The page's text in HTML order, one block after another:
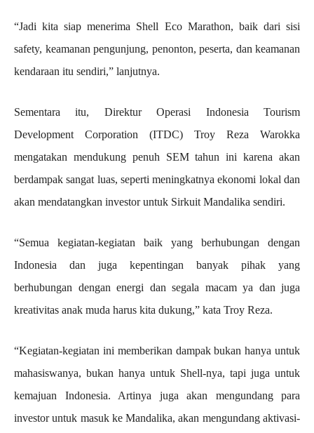
“Jadi kita siap menerima Shell Eco Marathon, baik dari sisi
safety, keamanan pengunjung, penonton, peserta, dan keamanan
kendaraan itu sendiri,” lanjutnya.
Sementara itu, Direktur Operasi Indonesia Tourism
Development Corporation (ITDC) Troy Reza Warokka
mengatakan mendukung penuh SEM tahun ini karena akan
berdampak sangat luas, seperti meningkatnya ekonomi lokal dan
akan mendatangkan investor untuk Sirkuit Mandalika sendiri.
“Semua kegiatan-kegiatan baik yang berhubungan dengan
Indonesia dan juga kepentingan banyak pihak yang
berhubungan dengan energi dan segala macam ya dan juga
kreativitas anak muda harus kita dukung,” kata Troy Reza.
“Kegiatan-kegiatan ini memberikan dampak bukan hanya untuk
mahasiswanya, bukan hanya untuk Shell-nya, tapi juga untuk
kemajuan Indonesia. Artinya juga akan mengundang para
investor untuk masuk ke Mandalika, akan mengundang aktivasi-